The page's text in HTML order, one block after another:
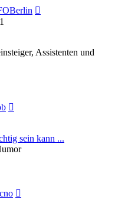
Assistenten und
sein kann ...